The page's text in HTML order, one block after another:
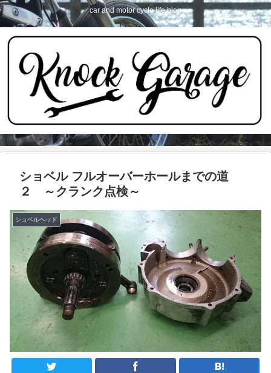
car and motor cycle life blog
ショベル フルオーバーホールまでの道
２ ～クランク点検～
ショベルヘッド